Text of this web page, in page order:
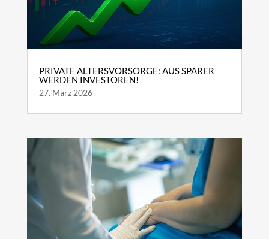
PRIVATE ALTERSVORSORGE: AUS SPARER
WERDEN INVESTOREN!
27. März 2026